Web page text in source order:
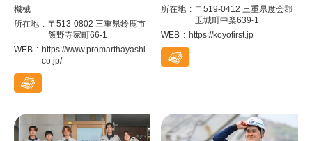
機械
所在地
〒513-0802 三重県鈴鹿市
飯野寺家町66-1
WEB
https://www.promarthayashi.
co.jp/
所在地
〒519-0412 三重県度会郡
玉城町中楽639-1
WEB
https://koyofirst.jp